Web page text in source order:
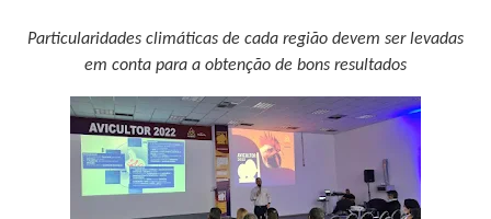
Particularidades climáticas de cada região devem ser levadas
em conta para a obtenção de bons resultados